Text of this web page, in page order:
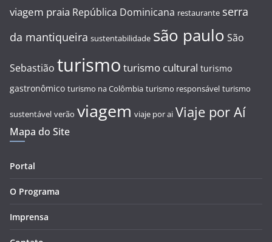
viagem praia República Dominicana restaurante serra
da mantiqueira sustentabilidade são paulo São
Sebastião turismo turismo cultural turismo
gastronômico turismo na Colômbia turismo responsável turismo
sustentável verão viagem viaje por ai Viaje por Aí
Mapa do Site
Portal
O Programa
Imprensa